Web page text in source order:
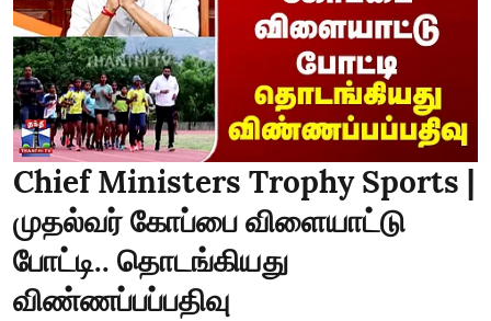
Chief Ministers Trophy Sports |
முதல்வர் கோப்பை விளையாட்டு
போட்டி.. தொடங்கியது
விண்ணப்பப்பதிவு